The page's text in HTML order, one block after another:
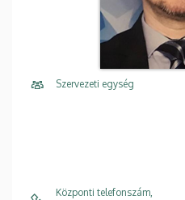
Szervezeti egység
Központi telefonszám,